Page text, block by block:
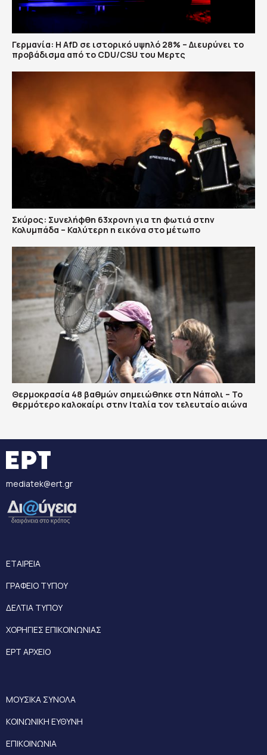
Γερμανία: Η AfD σε ιστορικό υψηλό 28% – Διευρύνει το
προβάδισμα από το CDU/CSU του Μερτς
Σκύρος: Συνελήφθη 63χρονη για τη φωτιά στην
Κολυμπάδα – Καλύτερη η εικόνα στο μέτωπο
Θερμοκρασία 48 βαθμών σημειώθηκε στη Νάπολι – Το
θερμότερο καλοκαίρι στην Ιταλία τον τελευταίο αιώνα
mediatek@ert.gr
ΕΤΑΙΡΕΙΑ
ΓΡΑΦΕΙΟ ΤΥΠΟΥ
ΔΕΛΤΙΑ ΤΥΠΟΥ
ΧΟΡΗΓΙΕΣ ΕΠΙΚΟΙΝΩΝΙΑΣ
ΕΡΤ ΑΡΧΕΙΟ
ΜΟΥΣΙΚΑ ΣΥΝΟΛΑ
ΚΟΙΝΩΝΙΚΗ ΕΥΘΥΝΗ
ΕΠΙΚΟΙΝΩΝΙΑ